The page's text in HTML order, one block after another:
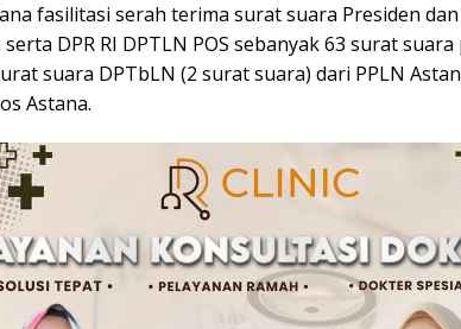
fasilitasi serah terima surat suara Presiden
DPR RI DPTLN POS sebanyak 63 surat suara
suara DPTbLN (2 surat suara) dari PPLN
Astana.